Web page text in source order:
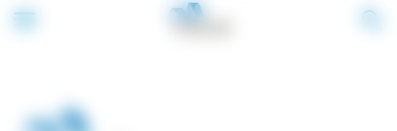
menu search